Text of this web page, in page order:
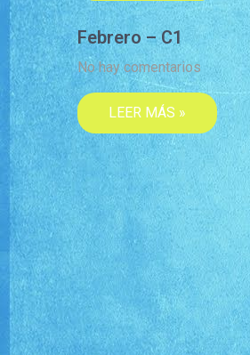
Febrero – C1
No hay comentarios
LEER MÁS »